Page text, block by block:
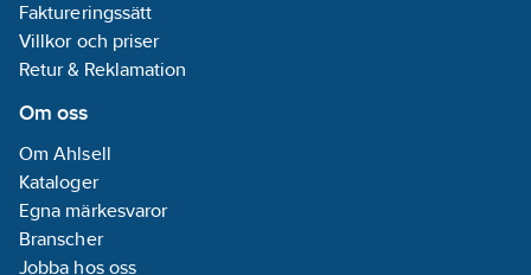
Faktureringssätt
Villkor och priser
Retur & Reklamation
Om oss
Om Ahlsell
Kataloger
Egna märkesvaror
Branscher
Jobba hos oss